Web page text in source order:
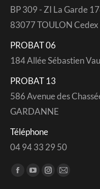
BP 309 - ZI La Garde
83077 TOULON Cedex
PROBAT 06
184 Allée Sébastien
PROBAT 13
586 Avenue des
GARDANNE
Téléphone
04 94 33 29 50
Trouvez nous sur :
Facebook
YouTube
Instagram
Mail